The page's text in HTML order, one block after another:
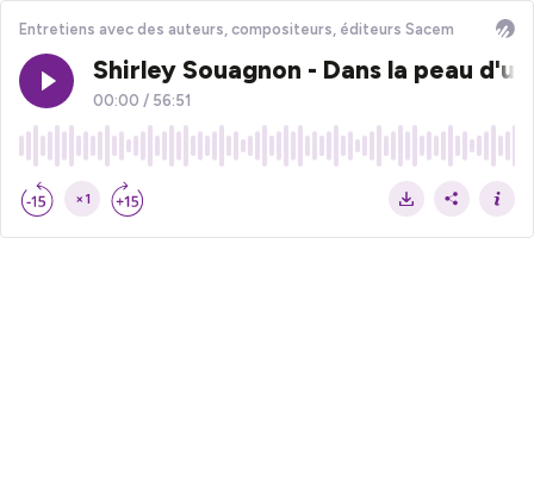
Entretiens avec des auteurs, compositeurs, éditeurs Sacem
Shirley Souagnon - Dans la peau
00:00 / 56:51
×1